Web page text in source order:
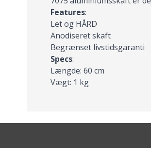
Features:
Let og HÅRD
Anodiseret skaft
Begrænset livstidsgaranti
Specs:
Længde: 60 cm
Vægt: 1 kg